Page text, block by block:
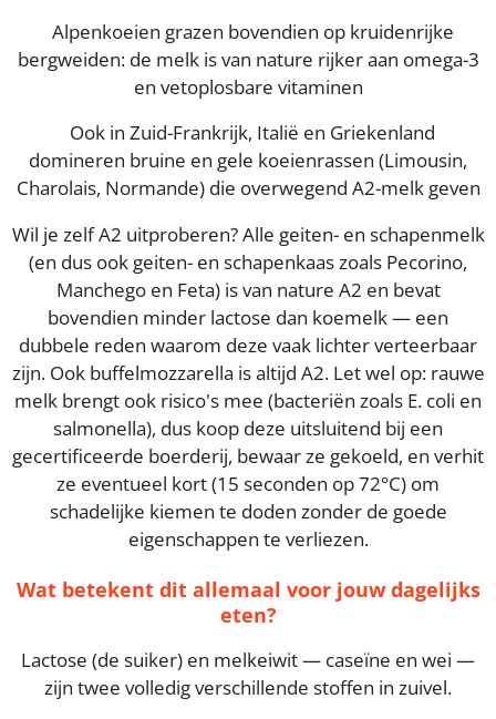
Alpenkoeien grazen bovendien op kruidenrijke
bergweiden: de melk is van nature rijker aan omega-3
en vetoplosbare vitaminen
Ook in Zuid-Frankrijk, Italië en Griekenland
domineren bruine en gele koeienrassen (Limousin,
Charolais, Normande) die overwegend A2-melk geven
Wil je zelf A2 uitproberen? Alle geiten- en schapenmelk
(en dus ook geiten- en schapenkaas zoals Pecorino,
Manchego en Feta) is van nature A2 en bevat
bovendien minder lactose dan koemelk — een
dubbele reden waarom deze vaak lichter verteerbaar
zijn. Ook buffelmozzarella is altijd A2. Let wel op: rauwe
melk brengt ook risico's mee (bacteriën zoals E. coli en
salmonella), dus koop deze uitsluitend bij een
gecertificeerde boerderij, bewaar ze gekoeld, en verhit
ze eventueel kort (15 seconden op 72°C) om
schadelijke kiemen te doden zonder de goede
eigenschappen te verliezen.
Wat betekent dit allemaal voor jouw dagelijks
eten?
Lactose (de suiker) en melkeiwit — caseïne en wei —
zijn twee volledig verschillende stoffen in zuivel.